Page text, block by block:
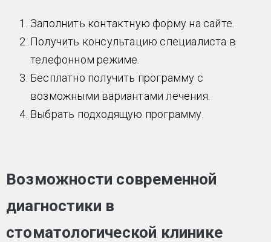
Заполнить контактную форму на сайте.
Получить консультацию специалиста в
телефонном режиме.
Бесплатно получить программу с
возможными вариантами лечения.
Выбрать подходящую программу.
Возможности современной
диагностики в
стоматологической клинике